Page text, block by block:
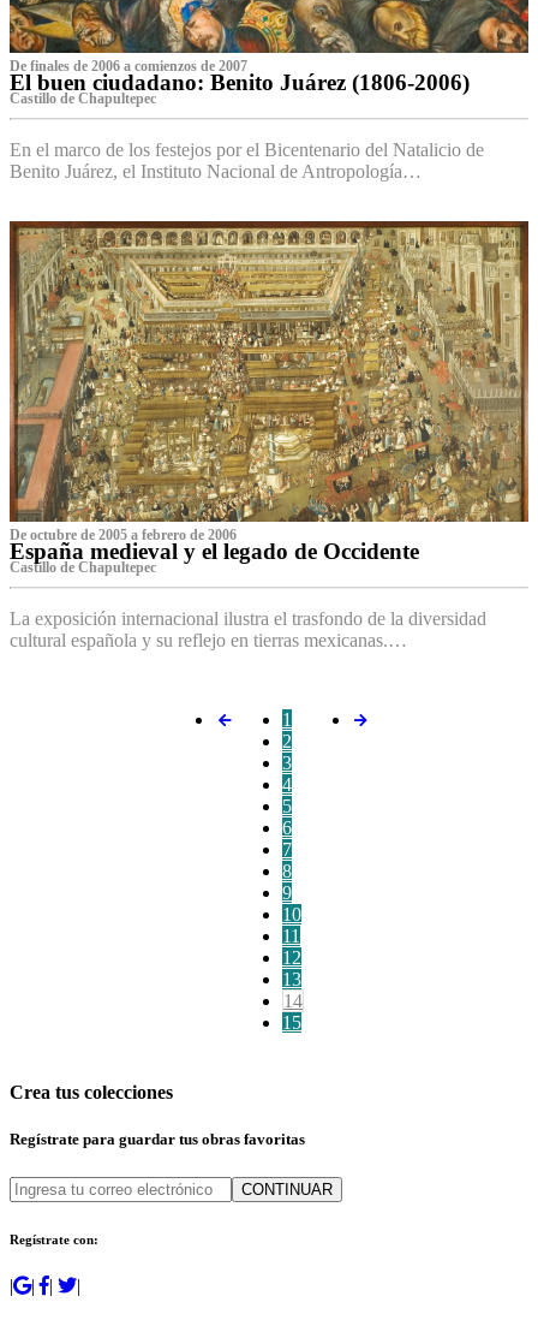
De finales de 2006 a comienzos de 2007
El buen ciudadano: Benito Juárez (1806-2006)
Castillo de Chapultepec
En el marco de los festejos por el Bicentenario del Natalicio de
Benito Juárez, el Instituto Nacional de Antropología…
De octubre de 2005 a febrero de 2006
España medieval y el legado de Occidente
Castillo de Chapultepec
La exposición internacional ilustra el trasfondo de la diversidad
cultural española y su reflejo en tierras mexicanas.…
1
2
3
4
5
6
7
8
9
10
11
12
13
14
15
Crea tus colecciones
Regístrate para guardar tus obras favoritas
CONTINUAR
Regístrate con:
|